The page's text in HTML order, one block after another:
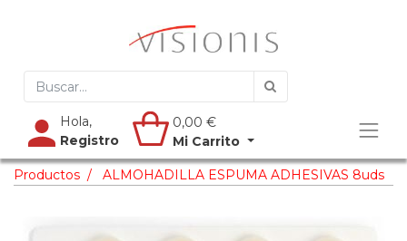
Hola,
Registro
0,00 €
Mi Carrito
Productos ALMOHADILLA ESPUMA ADHESIVAS 8uds